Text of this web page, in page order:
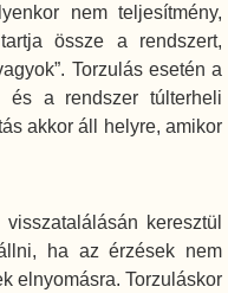
nem teljesítmény,
össze a rendszert,
Torzulás esetén a
és a rendszer túlterheli
akkor áll helyre, amikor
keresztül
ha az érzések nem
elnyomásra. Torzuláskor